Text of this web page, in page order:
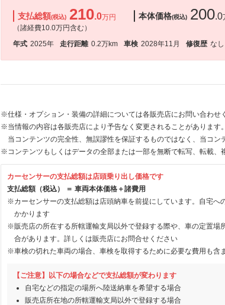
支払総額(税込) 210.0万円
（諸経費10.0万円含む）
本体価格(税込) 200.0
年式 2025年 走行距離 0.2万km 車検 2028年11月 修復歴 なし
※仕様・オプション・装備の詳細については各販売店にお問い合わせ
※当情報の内容は各販売店により予告なく変更されることがあります
当コンテンツの完全性、無誤謬性を保証するものではなく、当コン
※コンテンツもしくはデータの全部または一部を無断で転写、転載、
カーセンサーの支払総額は店頭乗り出し価格です
支払総額（税込） ＝ 車両本体価格＋諸費用
※カーセンサーの支払総額は店頭納車を前提にしています。自宅へ
かかります
※販売店の所在する所轄運輸支局以外で登録する際や、車の定置場
合があります。詳しくは販売店にお問合せください
※車検の切れた車両の場合、車検を取得するために必要な費用も含
【ご注意】以下の場合などで支払総額が変わります
自宅などの指定の場所へ陸送納車を希望する場合
販売店所在地の所轄運輸支局以外で登録する場合